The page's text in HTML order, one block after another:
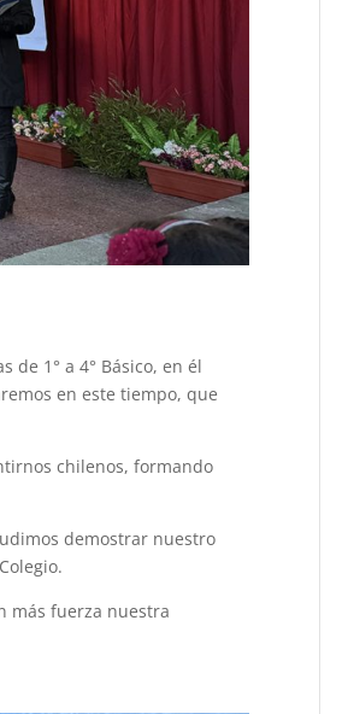
de 1° a 4° Básico, en él
en este tiempo, que
chilenos, formando
demostrar nuestro
más fuerza nuestra